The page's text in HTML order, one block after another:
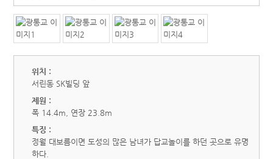
위치 :
서린동 SK빌딩 앞
제원 :
폭 14.4m, 연장 23.8m
특징 :
정월 대보름이면 도성의 많은 남녀가 답교놀이를 하던 곳으로 유명
하다.